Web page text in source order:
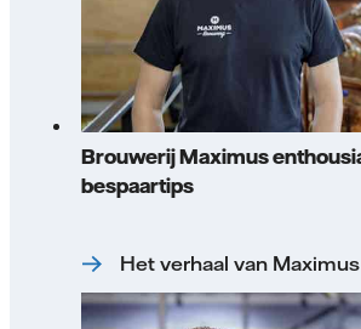
Brouwerij Maximus
bespaartips
Het verhaal van